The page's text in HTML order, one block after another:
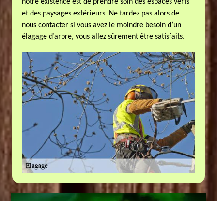
notre existence est de prendre soin des espaces verts
et des paysages extérieurs. Ne tardez pas alors de
nous contacter si vous avez le moindre besoin d’un
élagage d’arbre, vous allez sûrement être satisfaits.